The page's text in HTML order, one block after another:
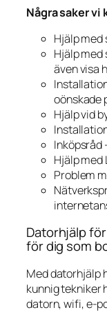
Några saker vi
Hjälp
Hjälp med
även visa
oönskade
Hjälp vid
Inköpsråd
Hjälp med
Problem
Datorhjälp
för dig som
Med datorhjälp
kunnig tekniker
datorn, wifi, e-